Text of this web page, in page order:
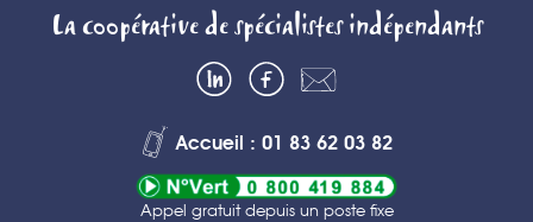
MDSAP BLOG
– MAISON DES
SERVICES A
LA PERSONNE
La coopérative de spécialistes indépendants
nous
Accueil : 01 83 62 03 82
Appel gratuit depuis un poste fixe